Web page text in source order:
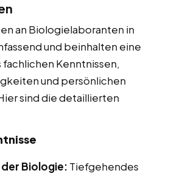
an Biologielaboranten in
und beinhalten eine
Kenntnissen,
und persönlichen
sind die detaillierten
Biologie: Tiefgehendes